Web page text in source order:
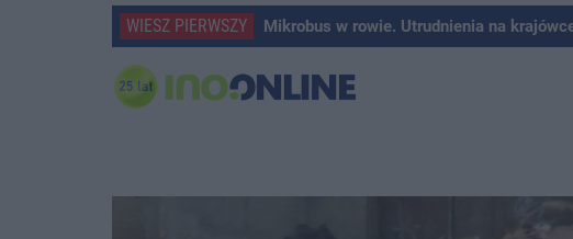
WIESZ PIERWSZY Mikrobus w rowie. Utrudnienia na